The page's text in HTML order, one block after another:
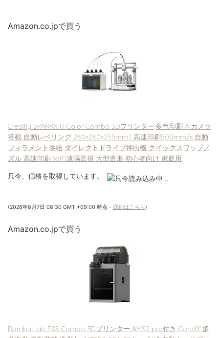
Amazon.co.jpで買う
Creality SPARKX i7 Color Combo 3Dプリンター,多色印刷 AIカメラ
搭載 自動レベリング 260×260×255mm | 高速印刷500mm/s 自動
フィラメント供給 ダイレクトドライブ押出機 クイックスワップノ
ズル 高速印刷 WiFi遠隔監視 大型造形 初心者向け 家庭用
只今、価格を取得しています。
(2026年8月7日 08:30 GMT +09:00 時点 - 詳細はこちら)
Amazon.co.jpで買う
Bambu Lab P2S Combo 3Dプリンター AMS2 pro付き CoreXY 多